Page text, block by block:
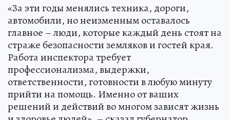
«За эти годы менялись техника, дороги,
автомобили, но неизменным оставалось
главное – люди, которые каждый день стоят на
страже безопасности земляков и гостей края.
Работа инспектора требует
профессионализма, выдержки,
ответственности, готовности в любую минуту
прийти на помощь. Именно от ваших
решений и действий во многом зависят жизнь